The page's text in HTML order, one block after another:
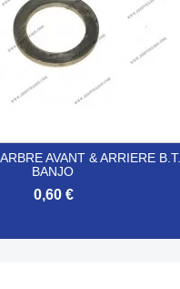
AVANT & ARRIERE B.T.
BANJO
0,60 €